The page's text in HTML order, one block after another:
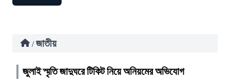
/ জাতীয়
জুলাই স্মৃতি জাদুঘরে টিকিট নিয়ে অনিয়মের অভিযোগ